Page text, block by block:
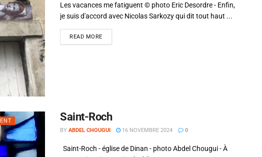
Les vacances me fatiguent © photo Eric Desordre - Enfin,
je suis d'accord avec Nicolas Sarkozy qui dit tout haut ...
READ MORE
Saint-Roch
BY ABDEL CHOUGUI 16 NOVEMBRE 2024 0
Saint-Roch - église de Dinan - photo Abdel Chougui - À